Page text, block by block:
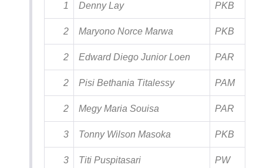
1 Denny Lay PKB
2 Maryono Norce Marwa PKB
2 Edward Diego Junior Loen PAR
2 Pisi Bethania Titalessy PAM
2 Megy Maria Souisa PAR
3 Tonny Wilson Masoka PKB
3 Titi Puspitasari PW